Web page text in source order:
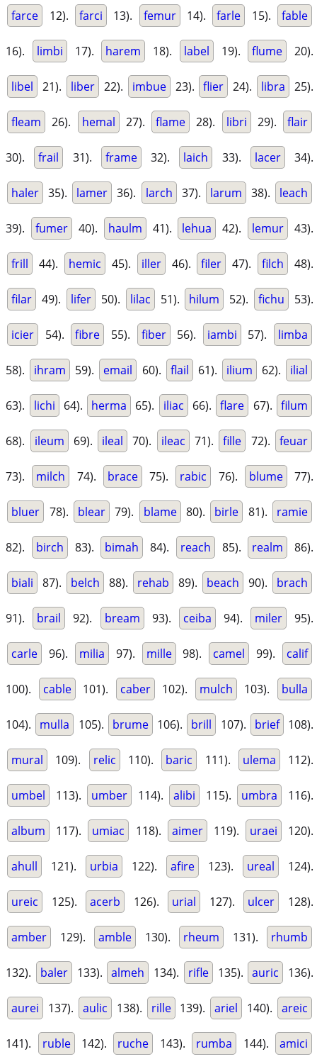
farce 12). farci 13). femur 14). farle 15). fable
16). limbi 17). harem 18). label 19). flume 20).
libel 21). liber 22). imbue 23). flier 24). libra 25).
fleam 26). hemal 27). flame 28). libri 29). flair
30). frail 31). frame 32). laich 33). lacer 34).
haler 35). lamer 36). larch 37). larum 38). leach
39). fumer 40). haulm 41). lehua 42). lemur 43).
frill 44). hemic 45). iller 46). filer 47). filch 48).
filar 49). lifer 50). lilac 51). hilum 52). fichu 53).
icier 54). fibre 55). fiber 56). iambi 57). limba
58). ihram 59). email 60). flail 61). ilium 62). ilial
63). lichi 64). herma 65). iliac 66). flare 67). filum
68). ileum 69). ileal 70). ileac 71). fille 72). feuar
73). milch 74). brace 75). rabic 76). blume 77).
bluer 78). blear 79). blame 80). birle 81). ramie
82). birch 83). bimah 84). reach 85). realm 86).
biali 87). belch 88). rehab 89). beach 90). brach
91). brail 92). bream 93). ceiba 94). miler 95).
carle 96). milia 97). mille 98). camel 99). calif
100). cable 101). caber 102). mulch 103). bulla
104). mulla 105). brume 106). brill 107). brief 108).
mural 109). relic 110). baric 111). ulema 112).
umbel 113). umber 114). alibi 115). umbra 116).
album 117). umiac 118). aimer 119). uraei 120).
ahull 121). urbia 122). afire 123). ureal 124).
ureic 125). acerb 126). urial 127). ulcer 128).
amber 129). amble 130). rheum 131). rhumb
132). baler 133). almeh 134). rifle 135). auric 136).
aurei 137). aulic 138). rille 139). ariel 140). areic
141). ruble 142). ruche 143). rumba 144). amici